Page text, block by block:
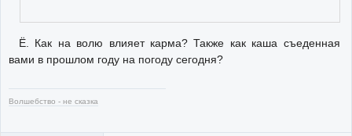
Ё. Как на волю влияет карма? Также как каша съеденная
вами в прошлом году на погоду сегодня?
Волшебство - не сказка